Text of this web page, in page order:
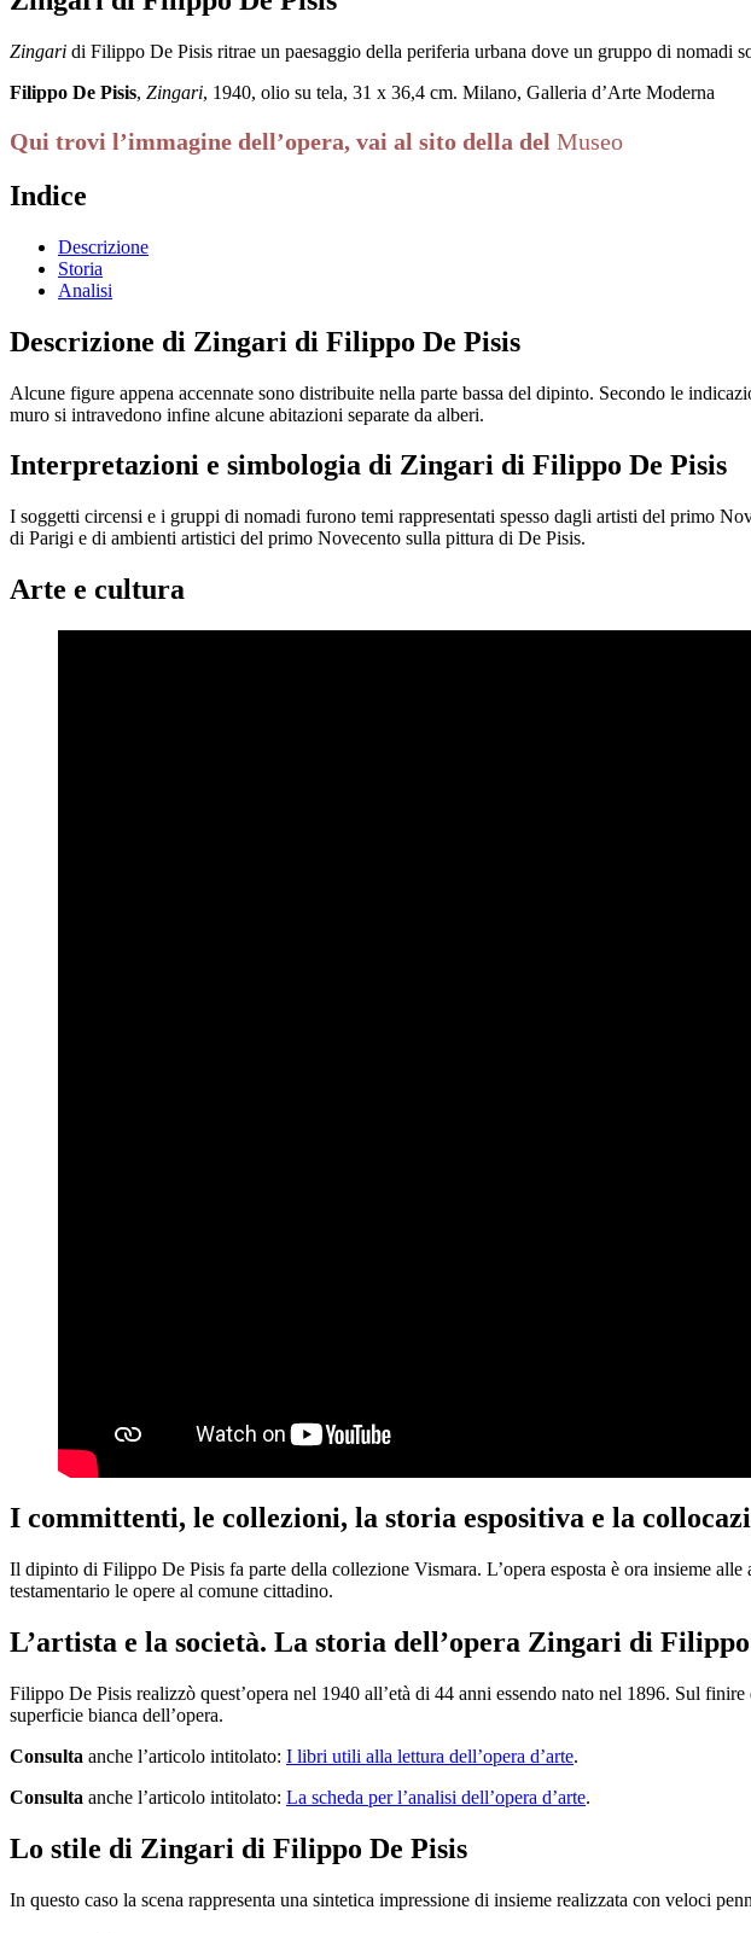
Zingari di Filippo De Pisis ritrae un paesaggio della periferia urbana dove un gruppo di nomadi
Filippo De Pisis, Zingari, 1940, olio su tela, 31 x 36,4 cm. Milano, Galleria d’Arte Moderna
Qui trovi l’immagine dell’opera, vai al sito della del Museo
Indice
Descrizione
Storia
Analisi
Descrizione di Zingari di Filippo De Pisis
Alcune figure appena accennate sono distribuite nella parte bassa del dipinto. Secondo le
muro si intravedono infine alcune abitazioni separate da alberi.
Interpretazioni e simbologia di Zingari di Filippo De Pisis
I soggetti circensi e i gruppi di nomadi furono temi rappresentati spesso dagli artisti del primo
di Parigi e di ambienti artistici del primo Novecento sulla pittura di De Pisis.
Arte e cultura
I committenti, le collezioni, la storia espositiva e la
Il dipinto di Filippo De Pisis fa parte della collezione Vismara. L’opera esposta è ora insieme
testamentario le opere al comune cittadino.
L’artista e la società. La storia dell’opera Zingari di
Filippo De Pisis realizzò quest’opera nel 1940 all’età di 44 anni essendo nato nel 1896. Sul
superficie bianca dell’opera.
Consulta anche l’articolo intitolato: I libri utili alla lettura dell’opera d’arte.
Consulta anche l’articolo intitolato: La scheda per l’analisi dell’opera d’arte.
Lo stile di Zingari di Filippo De Pisis
In questo caso la scena rappresenta una sintetica impressione di insieme realizzata con veloci